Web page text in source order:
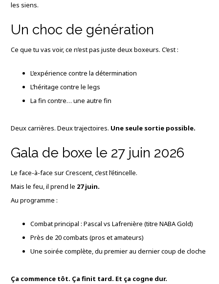
les siens.
Un choc de génération
Ce que tu vas voir, ce n’est pas juste deux boxeurs. C’est :
L’expérience contre la détermination
L’héritage contre le legs
La fin contre… une autre fin
Deux carrières. Deux trajectoires. Une seule sortie possible.
Gala de boxe le 27 juin 2026
Le face-à-face sur Crescent, c’est l’étincelle.
Mais le feu, il prend le 27 juin.
Au programme :
Combat principal : Pascal vs Lafrenière (titre NABA Gold)
Près de 20 combats (pros et amateurs)
Une soirée complète, du premier au dernier coup de cloche
Ça commence tôt. Ça finit tard. Et ça cogne dur.